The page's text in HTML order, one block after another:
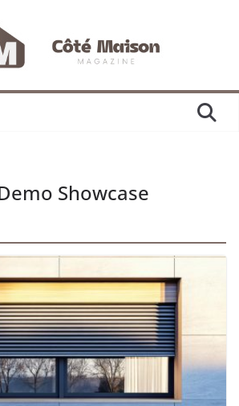
Showcase